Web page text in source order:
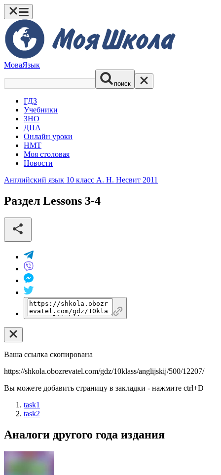
МоваЯзык
поиск
ГДЗ
Учебники
ЗНО
ДПА
Онлайн уроки
НМТ
Моя столовая
Новости
Английский язык 10 класс А. Н. Несвит 2011
Раздел Lessons 3-4
Ваша ссылка скопирована
https://shkola.obozrevatel.com/gdz/10klass/anglijskij/500/12207/
Вы можете добавить страницу в закладки - нажмите ctrl+D
task1
task2
Аналоги другого года издания